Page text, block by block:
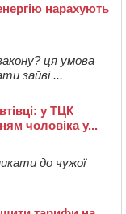
нарахують
ця умова
зайві ...
у ТЦК
чоловіка у...
до чужої